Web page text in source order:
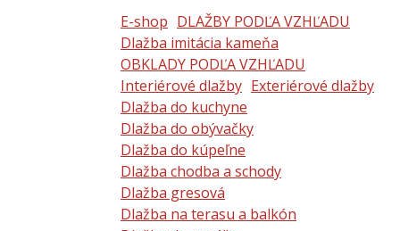
E-shop DLAŽBY PODĽA VZHĽADU
Dlažba imitácia kameňa
OBKLADY PODĽA VZHĽADU
Interiérové dlažby Exteriérové dlažby
Dlažba do kuchyne
Dlažba do obývačky
Dlažba do kúpeľne
Dlažba chodba a schody
Dlažba gresová
Dlažba na terasu a balkón